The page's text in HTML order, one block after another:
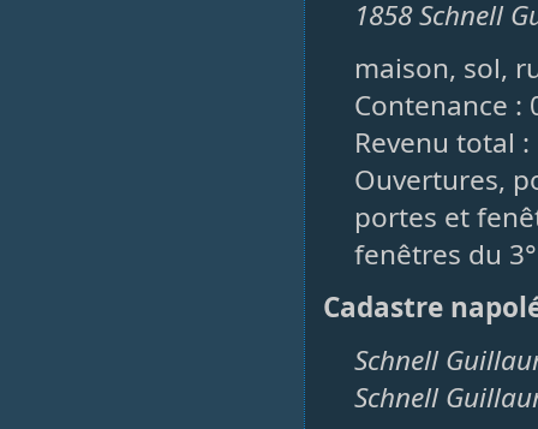
1858 Schnell
maison, sol,
Contenance :
Revenu total :
Ouvertures,
portes et
fenêtres du
Cadastre
Schnell
Schnell